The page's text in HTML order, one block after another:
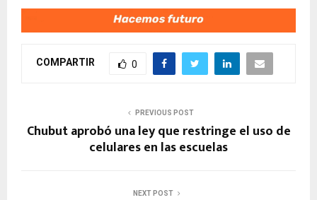
COMPARTIR 0
PREVIOUS POST
Chubut aprobó una ley que restringe el uso de
celulares en las escuelas
NEXT POST